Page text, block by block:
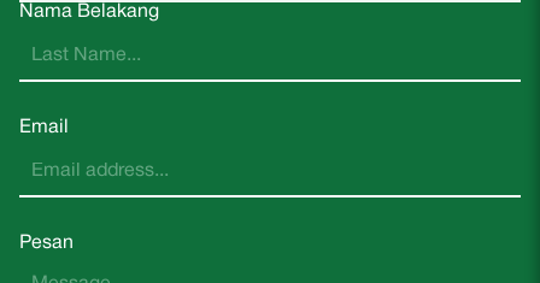
Nama Belakang
Email
Pesan